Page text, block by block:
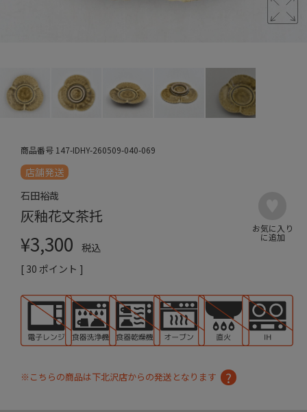
商品番号 147-IDHY-260509-040-069
店舗発送
石田裕哉
灰釉花文茶托
¥3,300
税込
[ 30 ポイント ]
※こちらの商品は下北沢店からの発送となります